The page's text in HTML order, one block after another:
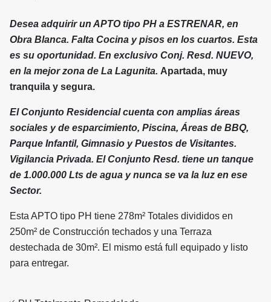
Desea adquirir un APTO tipo PH a ESTRENAR, en
Obra Blanca. Falta Cocina y pisos en los cuartos. Esta
es su oportunidad. En exclusivo Conj. Resd. NUEVO,
en la mejor zona de La Lagunita. Apartada, muy
tranquila y segura.
El Conjunto Residencial cuenta con amplias áreas
sociales y de esparcimiento, Piscina, Áreas de BBQ,
Parque Infantil, Gimnasio y Puestos de Visitantes.
Vigilancia Privada. El Conjunto Resd. tiene un tanque
de 1.000.000 Lts de agua y nunca se va la luz en ese
Sector.
Esta APTO tipo PH tiene 278m² Totales divididos en
250m² de Construcción techados y una Terraza
destechada de 30m². El mismo está full equipado y listo
para entregar.